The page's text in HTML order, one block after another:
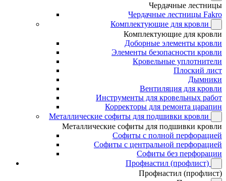
Чердачные лестницы
Чердачные лестницы Fakro
Комплектующие для кровли
Комплектующие для кровли
Доборные элементы кровли
Элементы безопасности кровли
Кровельные уплотнители
Плоский лист
Дымники
Вентиляция для кровли
Инструменты для кровельных работ
Корректоры для ремонта царапин
Металлические софиты для подшивки кровли
Металлические софиты для подшивки кровли
Софиты с полной перфорацией
Софиты с центральной перфорацией
Софиты без перфорации
Профнастил (профлист)
Профнастил (профлист)